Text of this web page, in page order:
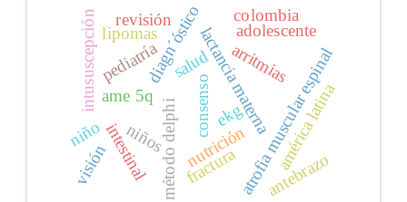
método delphi consenso
lactancia materna
nutrición
ekg
niños
arritmias
atrofia muscular espinal
diagn´óstico
américa latina
ame 5q
intususcepción
intestinal
pediatría
fractura antebrazo
niño
adolescente
lipomas
revisión colombia
salud
visión